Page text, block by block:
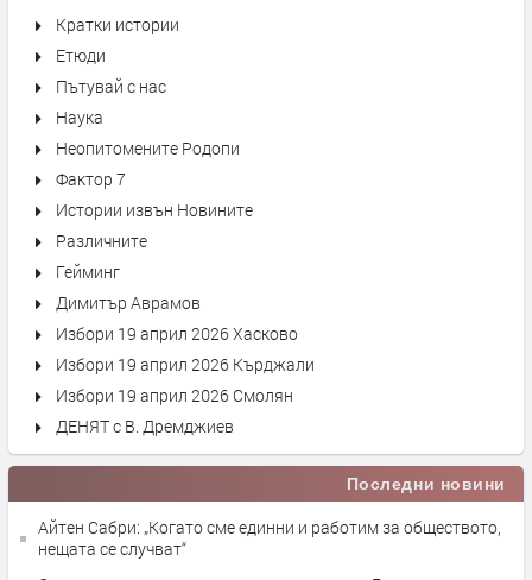
Кратки истории
Етюди
Пътувай с нас
Наука
Неопитомените Родопи
Фактор 7
Истории извън Новините
Различните
Гейминг
Димитър Аврамов
Избори 19 април 2026 Хасково
Избори 19 април 2026 Кърджали
Избори 19 април 2026 Смолян
ДЕНЯТ с В. Дремджиев
Последни новини
Айтен Сабри: „Когато сме единни и работим за обществото,
нещата се случват“